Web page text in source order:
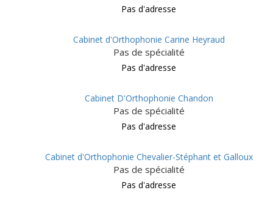
Pas d'adresse
Cabinet d'Orthophonie Carine Heyraud
Pas de spécialité
Pas d'adresse
Cabinet D'Orthophonie Chandon
Pas de spécialité
Pas d'adresse
Cabinet d'Orthophonie Chevalier-Stéphant et Galloux
Pas de spécialité
Pas d'adresse